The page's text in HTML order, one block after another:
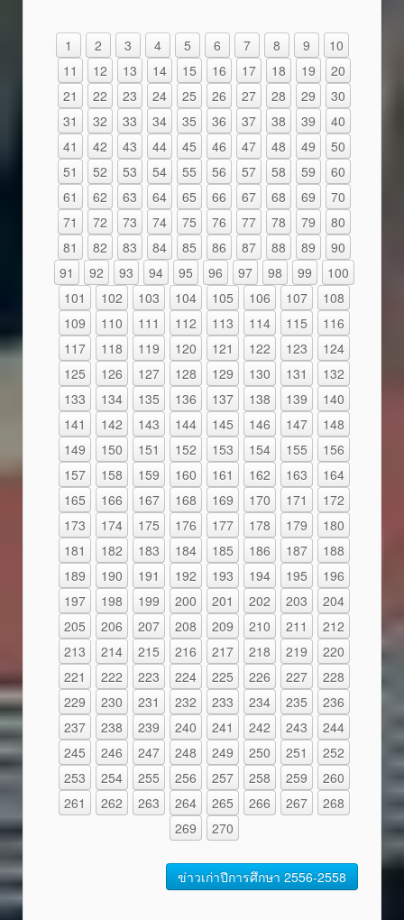
1 2 3 4 5 6 7 8 9
10
11
12 13 14 15 16 17 18 19
20
21
22 23 24 25 26 27 28 29
30
31
32 33 34 35 36 37 38 39
40
41
42 43 44 45 46 47 48 49
50
51
52 53 54 55 56 57 58 59
60
61
62 63 64 65 66 67 68 69
70
71
72 73 74 75 76 77 78 79
80
81
82 83 84 85 86 87 88 89
90
91
92 93 94 95 96 97 98 99
100
101
102 103 104 105 106 107
108
109
110 111 112 113 114 115
116
117
118 119 120 121 122 123
124
125
126 127 128 129 130 131
132
133
134 135 136 137 138 139
140
141
142 143 144 145 146 147
148
149
150 151 152 153 154 155
156
157
158 159 160 161 162 163
164
165
166 167 168 169 170 171
172
173
174 175 176 177 178 179
180
181
182 183 184 185 186 187
188
189
190 191 192 193 194 195
196
197
198 199 200 201 202 203
204
205
206 207 208 209 210 211
212
213
214 215 216 217 218 219
220
221
222 223 224 225 226 227
228
229
230 231 232 233 234 235
236
237
238 239 240 241 242 243
244
245
246 247 248 249 250 251
252
253
254 255 256 257 258 259
260
261
262 263 264 265 266 267
268
269
270
ข่าวเก่าปีการศึกษา 2556-2558